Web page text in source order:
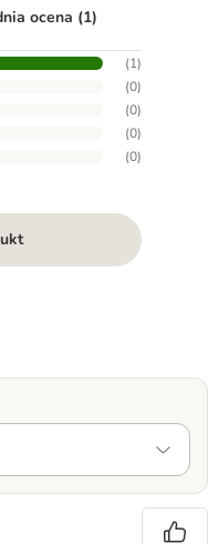
ocena (1)
(1)
(0)
(0)
(0)
(0)